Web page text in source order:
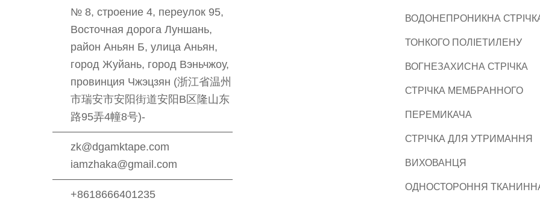
№ 8, строение 4, переулок 95,
Восточная дорога Луншань,
район Аньян Б, улица Аньян,
город Жуйань, город Вэньчжоу,
провинция Чжэцзян (浙江省温州
市瑞安市安阳街道安阳B区隆山东
路95弄4幢8号)-
zk@dgamktape.com
iamzhaka@gmail.com
+8618666401235
ВОДОНЕПРОНИКНА
ТОНКОГО ПОЛІЕТИЛЕНУ
ВОГНЕЗАХИСНА СТРІЧКА
СТРІЧКА МЕМБРАННОГО
ПЕРЕМИКАЧА
СТРІЧКА ДЛЯ УТРИМАННЯ
ВИХОВАНЦЯ
ОДНОСТОРОННЯ